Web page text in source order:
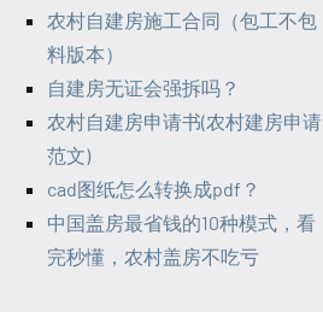
农村自建房施工合同（包工不包
料版本）
自建房无证会强拆吗？
农村自建房申请书(农村建房申请
范文)
cad图纸怎么转换成pdf？
中国盖房最省钱的10种模式，看
完秒懂，农村盖房不吃亏